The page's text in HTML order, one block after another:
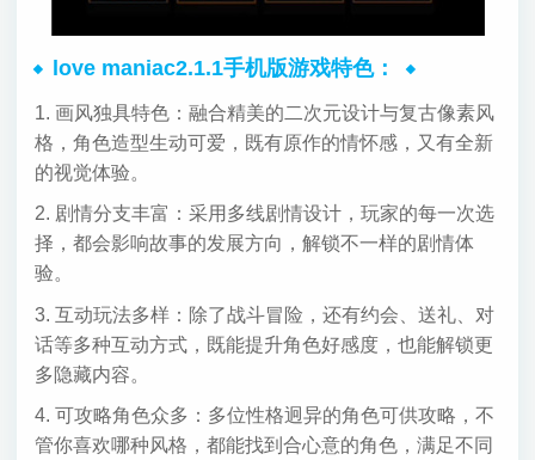
love maniac2.1.1手机版游戏特色：
1. 画风独具特色：融合精美的二次元设计与复古像素风
格，角色造型生动可爱，既有原作的情怀感，又有全新
的视觉体验。
2. 剧情分支丰富：采用多线剧情设计，玩家的每一次选
择，都会影响故事的发展方向，解锁不一样的剧情体
验。
3. 互动玩法多样：除了战斗冒险，还有约会、送礼、对
话等多种互动方式，既能提升角色好感度，也能解锁更
多隐藏内容。
4. 可攻略角色众多：多位性格迥异的角色可供攻略，不
管你喜欢哪种风格，都能找到合心意的角色，满足不同